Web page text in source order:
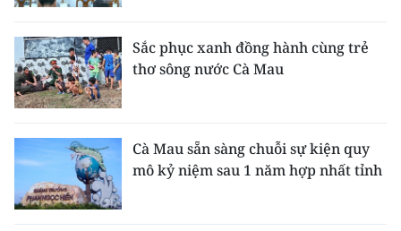
Sắc phục xanh đồng hành cùng trẻ
thơ sông nước Cà Mau
Cà Mau sẵn sàng chuỗi sự kiện quy
mô kỷ niệm sau 1 năm hợp nhất tỉnh